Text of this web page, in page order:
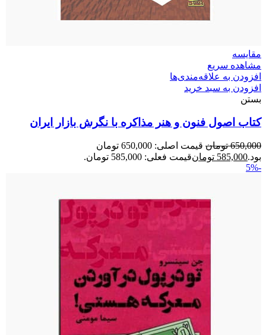
مقایسه
مشاهده سریع
افزودن به علاقه‌مندی‌ها
افزودن به سبد خرید
بستن
کتاب اصول فنون و هنر مذاکره با نگرش بازار ایران
650,000 تومان
قیمت اصلی: 650,000 تومان
بود.585,000 تومانقیمت فعلی: 585,000 تومان.
-5%